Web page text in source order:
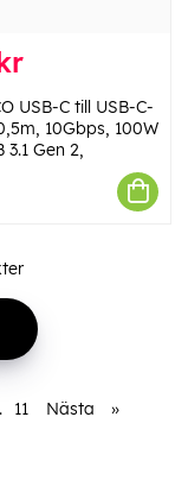
USB-C till USB-C-
10Gbps, 100W
3.1 Gen 2,
11 Nästa »